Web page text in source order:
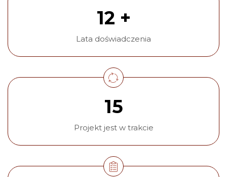
12 +
Lata doświadczenia
15
Projekt jest w trakcie